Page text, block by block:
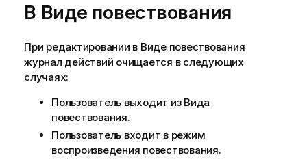
В Виде повествования
При редактировании в Виде повествования
журнал действий очищается в следующих
случаях:
Пользователь выходит из Вида
повествования.
Пользователь входит в режим
воспроизведения повествования.